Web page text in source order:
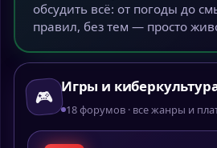
обсудить всё: от погоды до
правил, без тем — просто
🎮 Игры и
18 форумов · все жанры и